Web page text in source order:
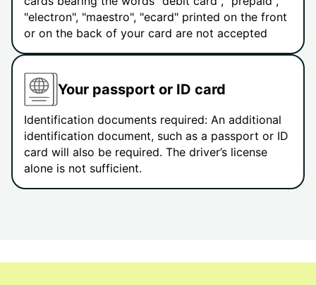
"electron", "maestro", "ecard" printed on the front
or on the back of your card are not accepted
Your passport or ID card
Identification documents required: An additional
identification document, such as a passport or ID
card will also be required. The driver’s license
alone is not sufficient.